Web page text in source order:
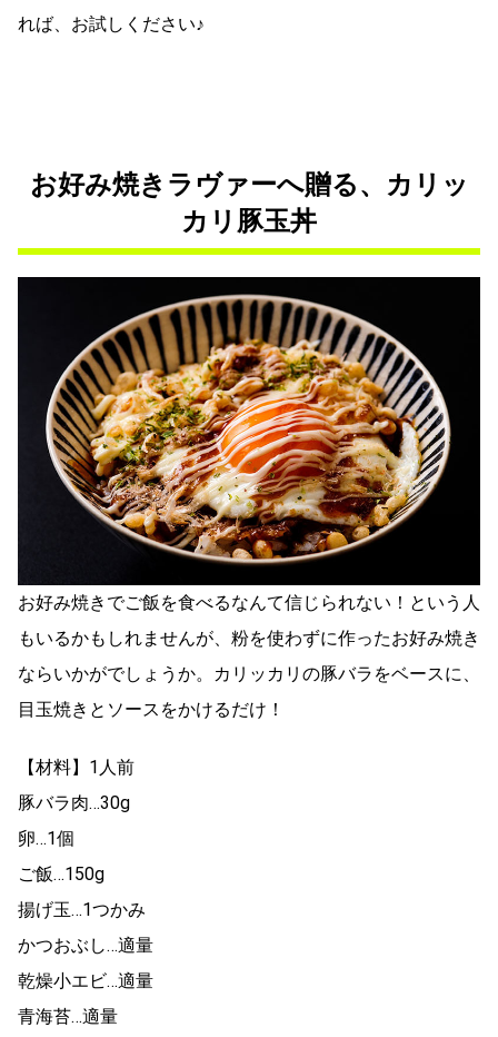
れば、お試しください♪
お好み焼きラヴァーへ贈る、カリッ
カリ豚玉丼
お好み焼きでご飯を食べるなんて信じられない！という人
もいるかもしれませんが、粉を使わずに作ったお好み焼き
ならいかがでしょうか。カリッカリの豚バラをベースに、
目玉焼きとソースをかけるだけ！
【材料】1人前
豚バラ肉…30g
卵…1個
ご飯…150g
揚げ玉…1つかみ
かつおぶし…適量
乾燥小エビ…適量
青海苔…適量